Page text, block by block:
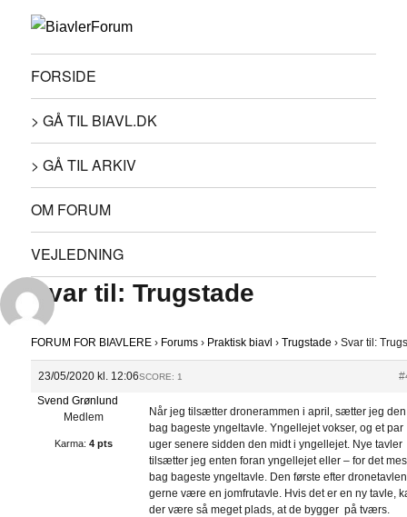
FORSIDE
> GÅ TIL BIAVL.DK
> GÅ TIL ARKIV
OM FORUM
VEJLEDNING
Svar til: Trugstade
FORUM FOR BIAVLERE › Forums › Praktisk biavl › Trugstade › Svar til:
23/05/2020 kl. 12:06SCORE: 1
Svend Grønlund
Medlem
Karma: 4 pts
Når jeg tilsætter dronerammen i april, sætter jeg den
bag bageste yngeltavle. Yngellejet vokser, og et par
uger senere sidden den midt i yngellejet. Nye tavler
tilsætter jeg enten foran yngellejet eller – for det
bag bageste yngeltavle. Den første efter
gerne være en jomfrutavle. Hvis det er en ny tavle,
der være så meget plads, at de bygger på tværs.